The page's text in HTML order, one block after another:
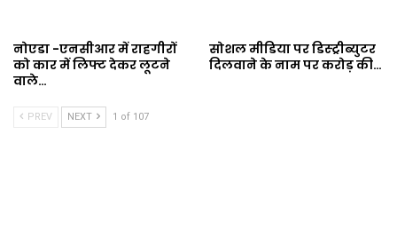
नोएडा -एनसीआर में राहगीरों
को कार में लिफ्ट देकर लूटने
वाले…
सोशल मीडिया पर डिस्ट्रीब्युटर
दिलवाने के नाम पर करोड़ की…
PREV NEXT 1 of 107